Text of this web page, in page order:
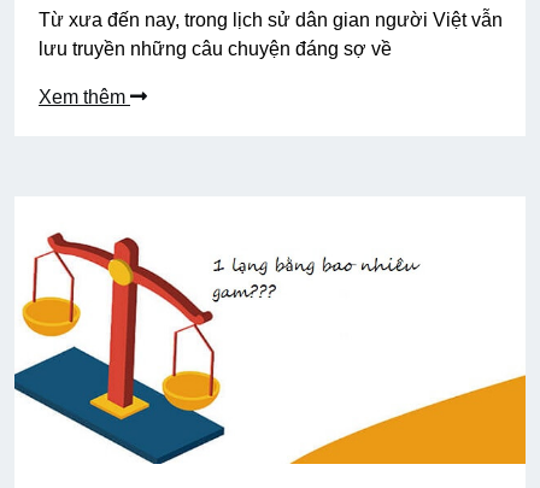
Từ xưa đến nay, trong lịch sử dân gian người Việt vẫn
lưu truyền những câu chuyện đáng sợ về
Xem thêm